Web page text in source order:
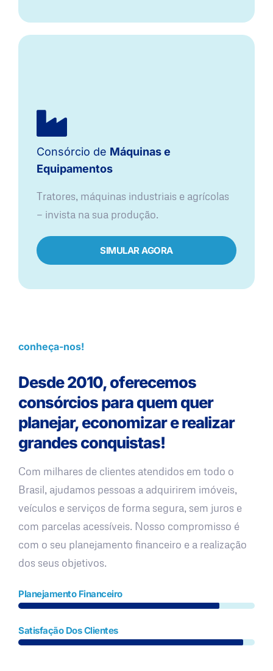
Consórcio de Máquinas e
Equipamentos
Tratores, máquinas industriais e agrícolas
— invista na sua produção.
SIMULAR AGORA
conheça-nos!
Desde 2010, oferecemos
consórcios para quem quer
planejar, economizar e realizar
grandes conquistas!
Com milhares de clientes atendidos em todo o
Brasil, ajudamos pessoas a adquirirem imóveis,
veículos e serviços de forma segura, sem juros e
com parcelas acessíveis. Nosso compromisso é
com o seu planejamento financeiro e a realização
dos seus objetivos.
Planejamento Financeiro
Satisfação Dos Clientes